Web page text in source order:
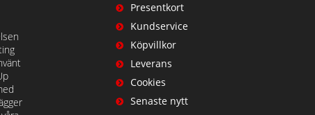
Presentkort
Kundservice
Köpvillkor
Leverans
Cookies
Senaste nytt